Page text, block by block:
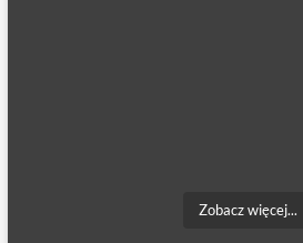
Zobacz więcej...